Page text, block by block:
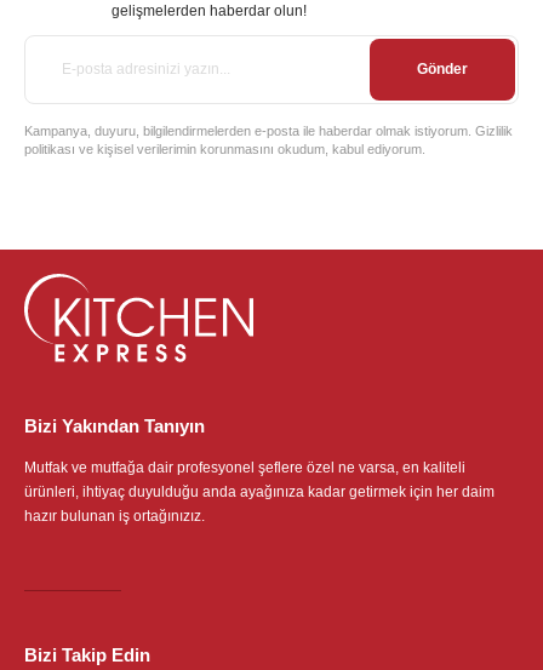
gelişmelerden haberdar olun!
Gönder
Kampanya, duyuru, bilgilendirmelerden e-posta ile haberdar olmak istiyorum. Gizlilik
politikası ve kişisel verilerimin korunmasını okudum, kabul ediyorum.
Bizi Yakından Tanıyın
Mutfak ve mutfağa dair profesyonel şeflere özel ne varsa, en kaliteli
ürünleri, ihtiyaç duyulduğu anda ayağınıza kadar getirmek için her daim
hazır bulunan iş ortağınızız.
Bizi Takip Edin